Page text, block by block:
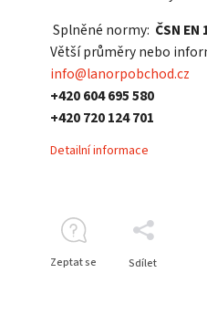
Splněné normy: ČSN
Větší průměry nebo
info@lanorpobchod.cz
+420 604 695 580
+420 720 124 701
Detailní informace
Zeptat se Sdílet